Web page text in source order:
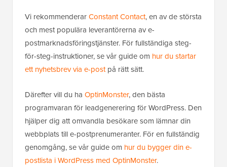
Vi rekommenderarConstant Contact, en av de största
och mest populära leverantörerna av e-
postmarknadsföringstjänster. För fullständiga steg-
för-steg-instruktioner, se vår guide om hur du startar
ett nyhetsbrev via e-postpå rätt sätt.
Därefter vill du ha OptinMonster, den bästa
programvaran för leadgenerering för WordPress. Den
hjälper dig att omvandla besökare som lämnar din
webbplats till e-postprenumeranter. För en fullständig
genomgång, se vår guide om hur du bygger din e-
postlista i WordPress med OptinMonster.